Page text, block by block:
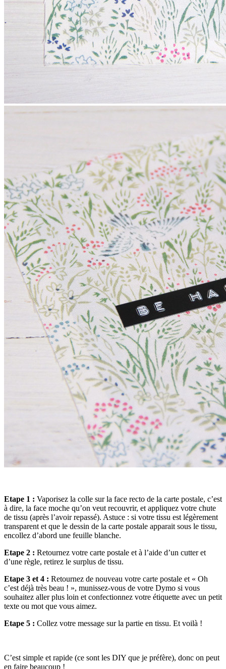
Etape 1 : Vaporisez la colle sur la face recto de la carte postale, c’est
à dire, la face moche qu’on veut recouvrir, et appliquez votre chute
de tissu (après l’avoir repassé). Astuce : si votre tissu est légèrement
transparent et que le dessin de la carte postale apparait sous le tissu,
encollez d’abord une feuille blanche.
Etape 2 : Retournez votre carte postale et à l’aide d’un cutter et
d’une règle, retirez le surplus de tissu.
Etape 3 et 4 : Retournez de nouveau votre carte postale et « Oh
c’est déjà très beau ! », munissez-vous de votre Dymo si vous
souhaitez aller plus loin et confectionnez votre étiquette avec un petit
texte ou mot que vous aimez.
Etape 5 : Collez votre message sur la partie en tissu. Et voilà !
C’est simple et rapide (ce sont les DIY que je préfère), donc on peut
en faire beaucoup !